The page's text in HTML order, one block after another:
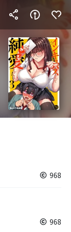
968
968